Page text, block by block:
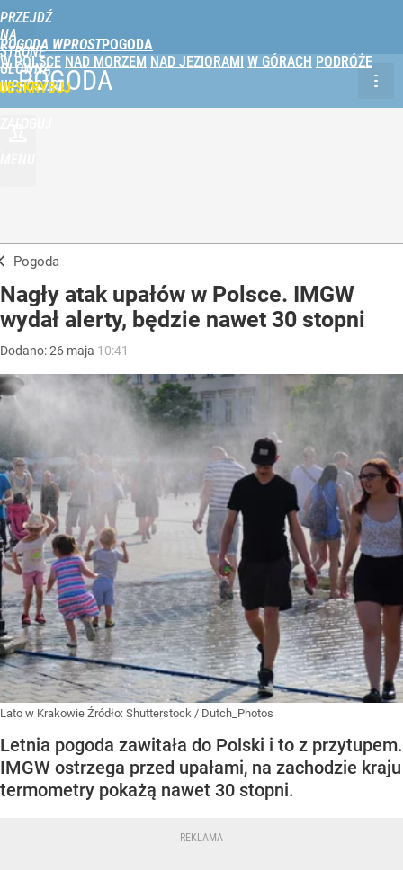
PRZEJDŹ
NA
STRONĘ
GŁÓWNĄ
WPROST.PL
POGODA WPROST
W POLSCE NAD MORZEM NAD JEZIORAMI W GÓRACH PODRÓŻE
POGODA
Pogoda
Nagły atak upałów w Polsce. IMGW
wydał alerty, będzie nawet 30 stopni
Dodano:26 maja 10:41
Lato w Krakowie Źródło: Shutterstock / Dutch_Photos
Letnia pogoda zawitała do Polski i to z przytupem.
IMGW ostrzega przed upałami, na zachodzie kraju
termometry pokażą nawet 30 stopni.